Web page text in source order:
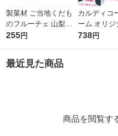
製菓材 ご当地くだも
のフルーチェ 山梨県
産シャインマスカット
255円
カルディコ
ーム オリジ
ダ杏仁豆腐
738円
最近見た商品
商品を閲覧す